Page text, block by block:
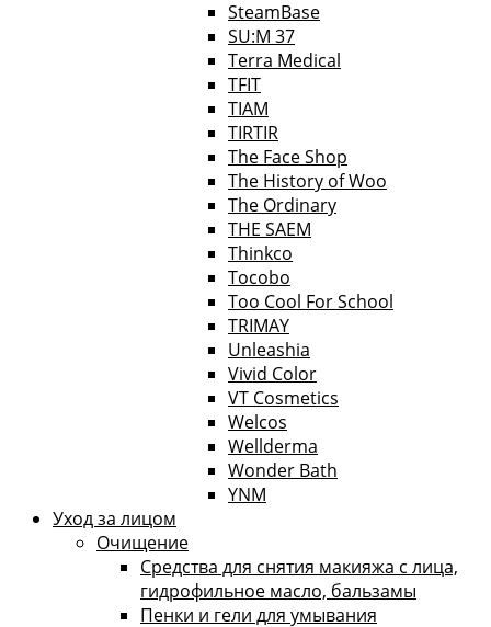
SteamBase
SU:M 37
Terra Medical
TFIT
TIAM
TIRTIR
The Face Shop
The History of Woo
The Ordinary
THE SAEM
Thinkco
Tocobo
Too Cool For School
TRIMAY
Unleashia
Vivid Color
VT Cosmetics
Welcos
Wellderma
Wonder Bath
YNM
Уход за лицом
Очищение
Средства для снятия макияжа с лица,
гидрофильное масло, бальзамы
Пенки и гели для умывания